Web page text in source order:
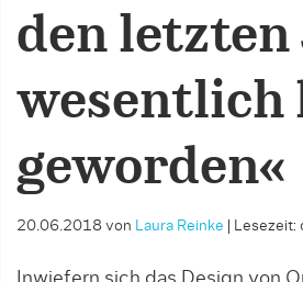
den letzten
wesentlich
geworden«
20.06.2018 von Laura Reinke Lesezeit: